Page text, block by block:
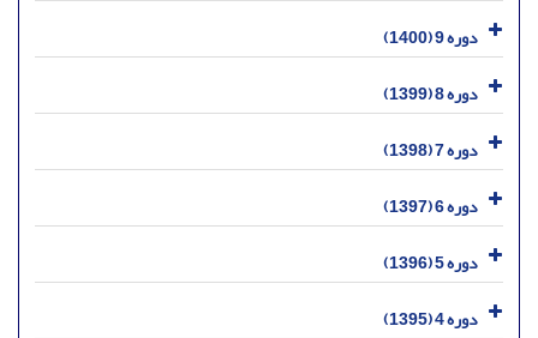
دوره 9 (1400)
دوره 8 (1399)
دوره 7 (1398)
دوره 6 (1397)
دوره 5 (1396)
دوره 4 (1395)